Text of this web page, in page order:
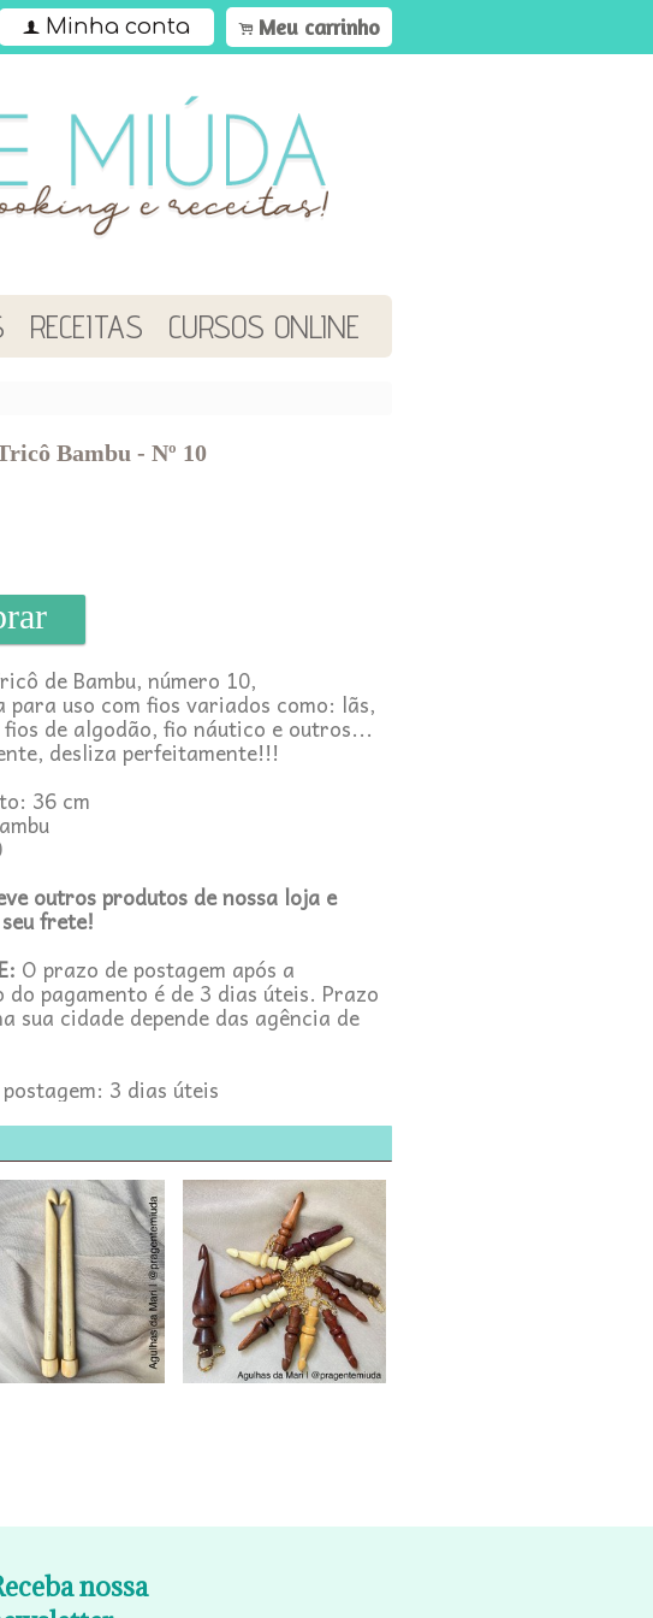
f Minha conta . Meu carrinho
RECEITAS CURSOS ONLINE
Bambu - Nº 10
de Bambu, número 10,
para uso com fios variados como: lãs,
de algodão, fio náutico e outros...
desliza perfeitamente!!!
36 cm
outros produtos de nossa loja e
frete!
O prazo de postagem após a
do pagamento é de 3 dias úteis. Prazo
sua cidade depende das agência de
3 dias úteis
nossa